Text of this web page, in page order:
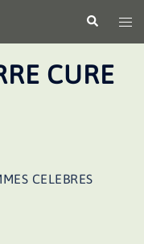
le
CURE
CELEBRES